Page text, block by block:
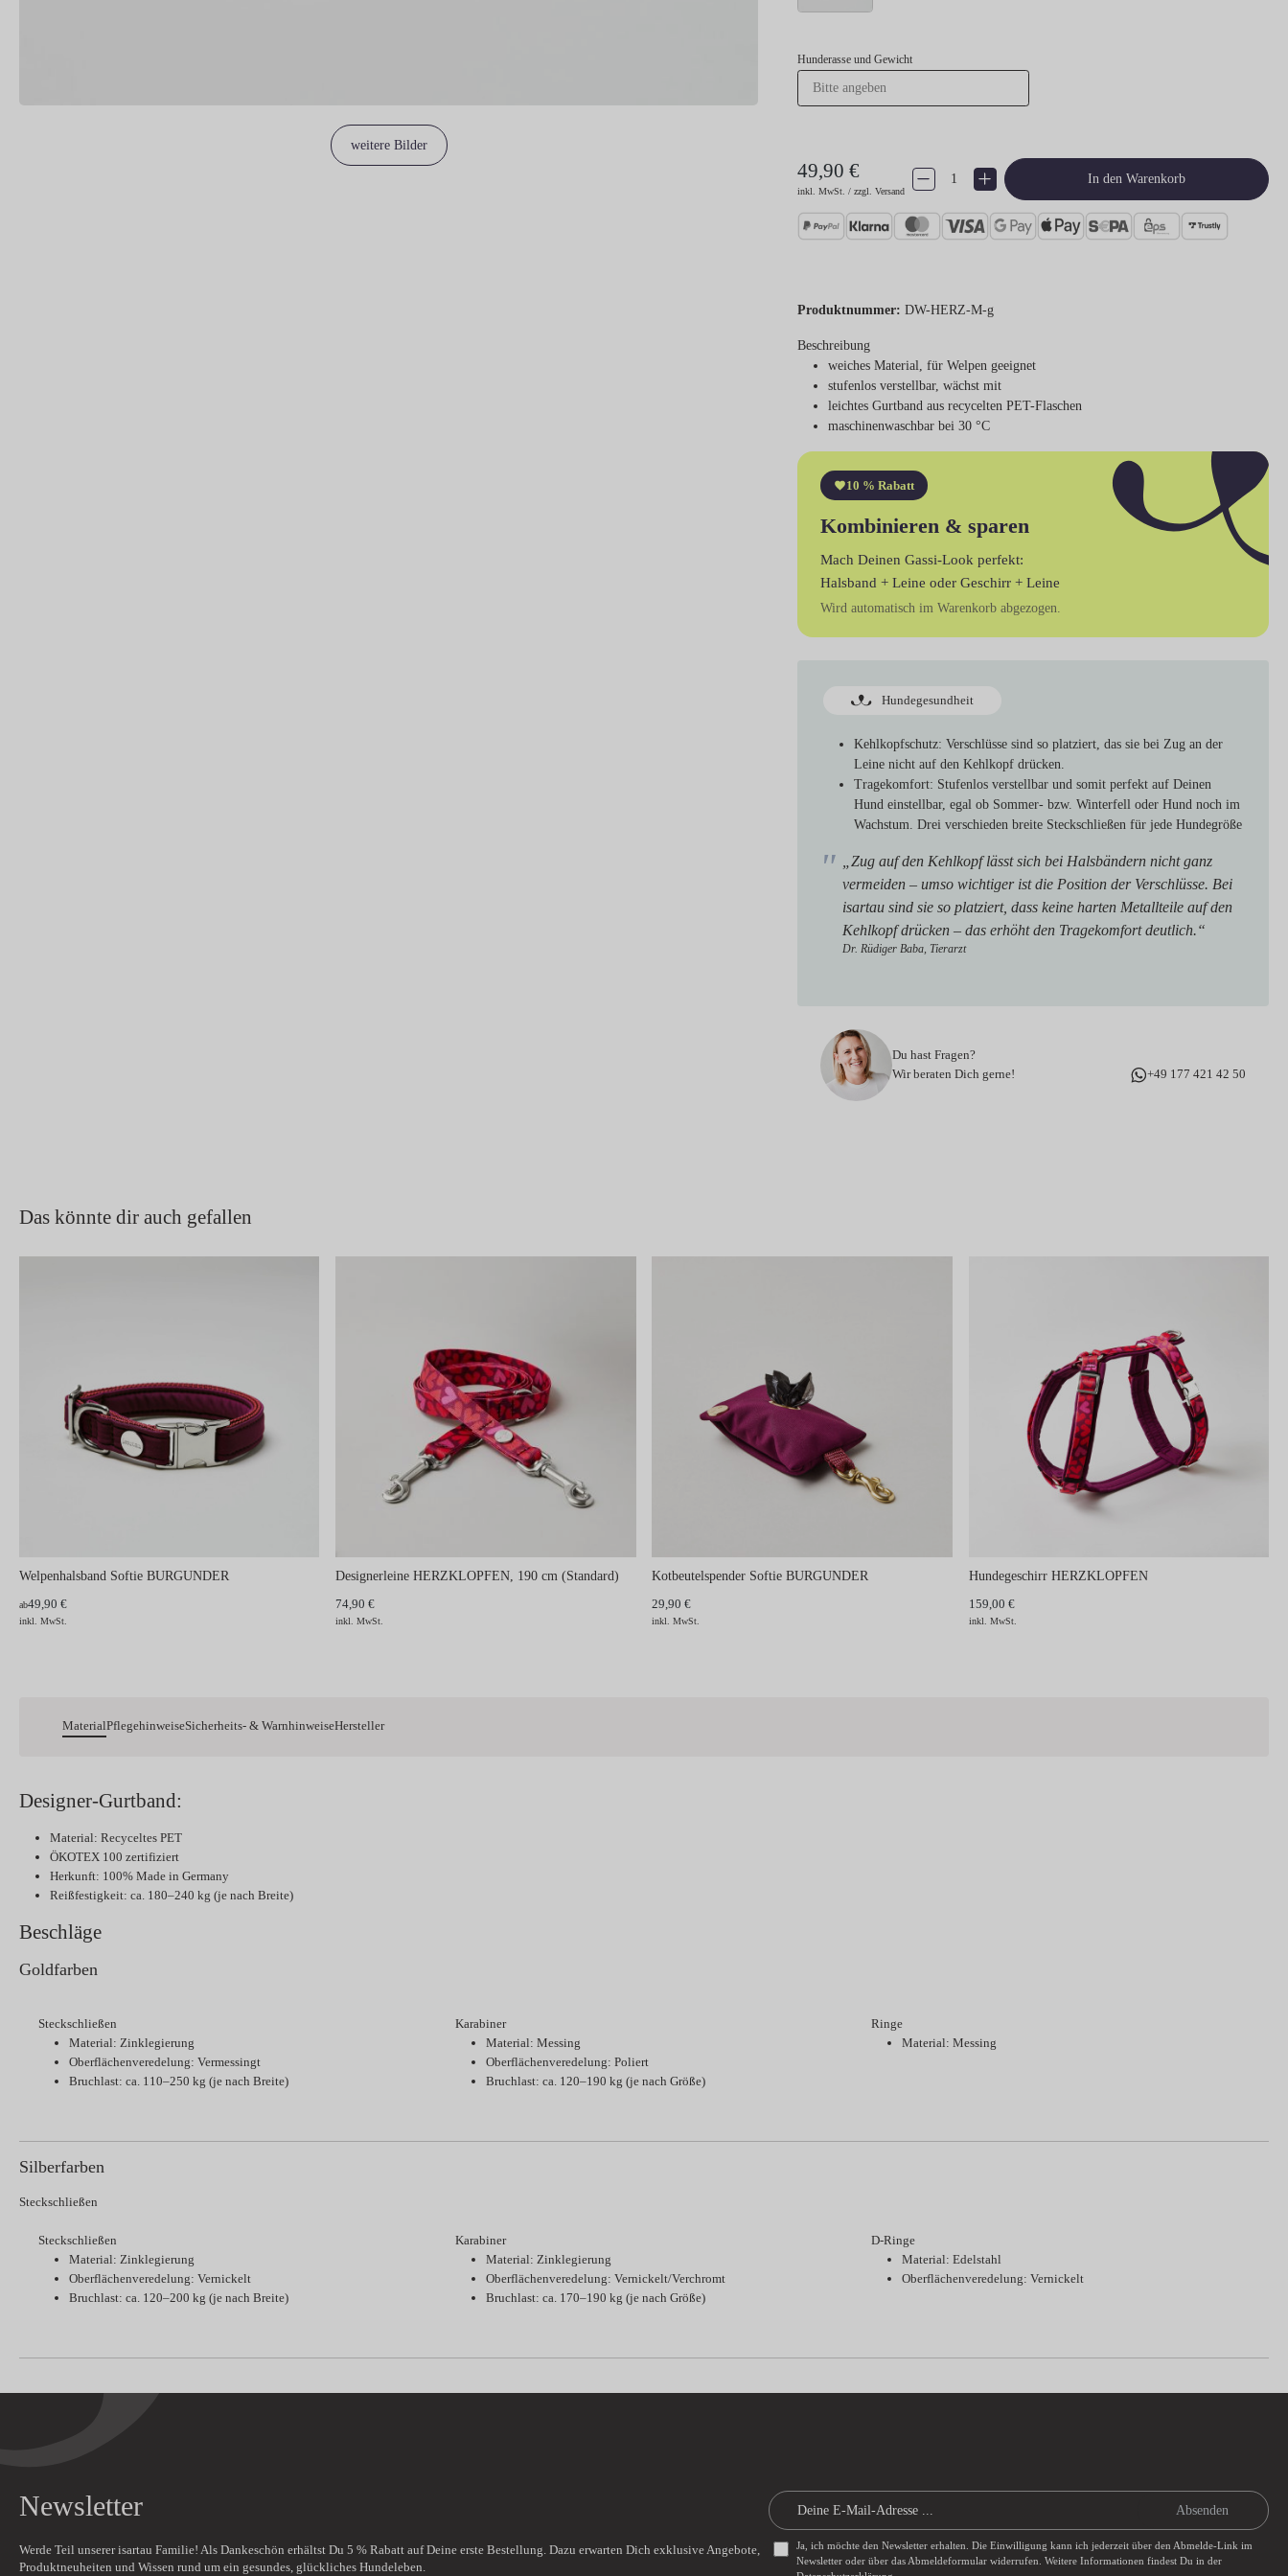
weitere Bilder
Hunderasse und Gewicht
49,90 €
inkl. MwSt. / zzgl. Versand
Produkt Anzahl: Gib den gewünschten Wert ein oder benutze die Schaltflächen
In den Warenkorb
Produktnummer: DW-HERZ-M-g
Beschreibung
weiches Material, für Welpen geeignet
stufenlos verstellbar, wächst mit
leichtes Gurtband aus recycelten PET-Flaschen
maschinenwaschbar bei 30 °C
10 % Rabatt
Kombinieren & sparen
Mach Deinen Gassi-Look perfekt:
Halsband + Leine oder Geschirr + Leine
Wird automatisch im Warenkorb abgezogen.
Hundegesundheit
Kehlkopfschutz: Verschlüsse sind so platziert, das sie bei Zug an der
Leine nicht auf den Kehlkopf drücken.
Tragekomfort: Stufenlos verstellbar und somit perfekt auf Deinen
Hund einstellbar, egal ob Sommer- bzw. Winterfell oder Hund noch im
Wachstum. Drei verschieden breite Steckschließen für jede Hundegröße
„Zug auf den Kehlkopf lässt sich bei Halsbändern nicht ganz
vermeiden – umso wichtiger ist die Position der Verschlüsse. Bei
isartau sind sie so platziert, dass keine harten Metallteile auf den
Kehlkopf drücken – das erhöht den Tragekomfort deutlich.“
Dr. Rüdiger Baba, Tierarzt
Du hast Fragen?
Wir beraten Dich gerne!
+49 177 421 42 50
Das könnte dir auch gefallen
Welpenhalsband Softie BURGUNDER
ab49,90 €
inkl. MwSt.
Designerleine HERZKLOPFEN, 190 cm (Standard)
74,90 €
inkl. MwSt.
Kotbeutelspender Softie BURGUNDER
29,90 €
inkl. MwSt.
Hundegeschirr HERZKLOPFEN
159,00 €
inkl. MwSt.
MaterialPflegehinweiseSicherheits- & WarnhinweiseHersteller
Designer-Gurtband:
Material: Recyceltes PET
ÖKOTEX 100 zertifiziert
Herkunft: 100% Made in Germany
Reißfestigkeit: ca. 180–240 kg (je nach Breite)
Beschläge
Goldfarben
Steckschließen
Material: Zinklegierung
Oberflächenveredelung: Vermessingt
Bruchlast: ca. 110–250 kg (je nach Breite)
Karabiner
Material: Messing
Oberflächenveredelung: Poliert
Bruchlast: ca. 120–190 kg (je nach Größe)
Ringe
Material: Messing
Silberfarben
Steckschließen
Steckschließen
Material: Zinklegierung
Oberflächenveredelung: Vernickelt
Bruchlast: ca. 120–200 kg (je nach Breite)
Karabiner
Material: Zinklegierung
Oberflächenveredelung: Vernickelt/Verchromt
Bruchlast: ca. 170–190 kg (je nach Größe)
D-Ringe
Material: Edelstahl
Oberflächenveredelung: Vernickelt
Newsletter
Werde Teil unserer isartau Familie! Als Dankeschön erhältst Du 5 % Rabatt auf Deine erste Bestellung. Dazu erwarten Dich exklusive Angebote,
Produktneuheiten und Wissen rund um ein gesundes, glückliches Hundeleben.
Absenden
Ja, ich möchte den Newsletter erhalten. Die Einwilligung kann ich jederzeit über den Abmelde-Link im
Newsletter oder über das Abmeldeformular widerrufen. Weitere Informationen findest Du in der